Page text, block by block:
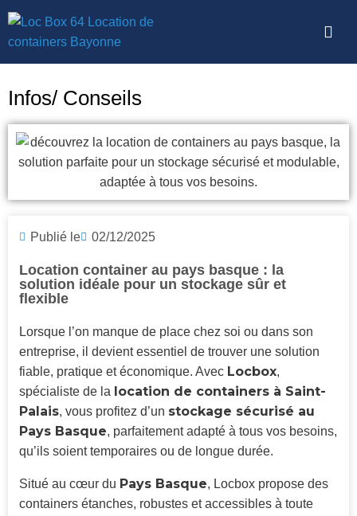
Infos/ Conseils
Publié le 02/12/2025
Location container au pays basque : la
solution idéale pour un stockage sûr et
flexible
Lorsque l’on manque de place chez soi ou dans son
entreprise, il devient essentiel de trouver une solution
fiable, pratique et économique. Avec Locbox,
spécialiste de la location de containers à Saint-
Palais, vous profitez d’un stockage sécurisé au
Pays Basque, parfaitement adapté à tous vos besoins,
qu’ils soient temporaires ou de longue durée.
Situé au cœur du Pays Basque, Locbox propose des
containers étanches, robustes et accessibles à toute